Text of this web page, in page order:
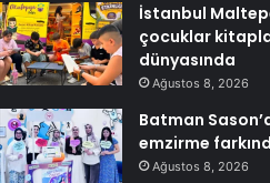
İstanbul
çocuklar
dünyasında
Ağustos 8, 2026
Batman
emzirme
Ağustos 8, 2026